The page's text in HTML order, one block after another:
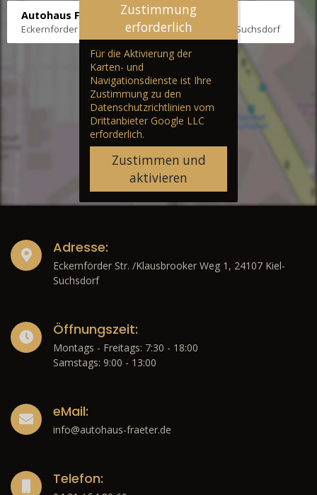
Autohaus Fräter
Eckernförder Str. /Klausbrooker Weg 1, 24107 Kiel-Suchsdorf
Zustimmung
erforderlich
Für die Aktivierung der
Karten- und
Navigationsdienste ist Ihre
Zustimmung zu den
Datenschutzrichtlinien vom
Drittanbieter Google LLC
erforderlich.
Zustimmen und
aktivieren
Adresse:
Eckernförder Str. /Klausbrooker Weg 1, 24107 Kiel-
Suchsdorf
Öffnungszeit:
Montags - Freitags: 7:30 - 18:00
Samstags: 9:00 - 13:00
eMail:
info@autohaus-fraeter.de
Telefon: